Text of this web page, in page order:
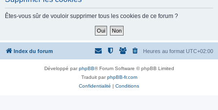
Êtes-vous sûr de vouloir supprimer tous les cookies de ce forum ?
Index du forum Heures au format UTC+02:00
Développé parphpBB® Forum Software © phpBB Limited
Traduit parphpBB-fr.com
Confidentialité | Conditions